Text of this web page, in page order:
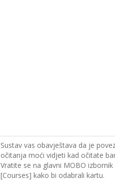
Sustav vas obavještava da je
očitanja moći vidjeti kad očitate
Vratite se na glavni MOBO
[Courses] kako bi odabrali kartu.